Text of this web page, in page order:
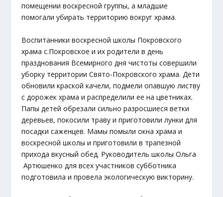
помещении воскресной группы, а младшие
помогали убирать территорию вокруг храма.
Воспитанники воскресной школы Покровского
храма с.Покровское и их родители в день
празднования Всемирного дня чистоты совершили
уборку территории Свято-Покровского храма. Дети
обновили краской качели, подмели опавшую листву
с дорожек храма и распределили ее на цветниках.
Папы детей обрезали сильно разросшиеся ветки
деревьев, покосили траву и приготовили лунки для
посадки саженцев. Мамы помыли окна храма и
воскресной школы и приготовили в трапезной
прихода вкусный обед. Руководитель школы Ольга
Артюшенко для всех участников субботника
подготовила и провела экологическую викторину.